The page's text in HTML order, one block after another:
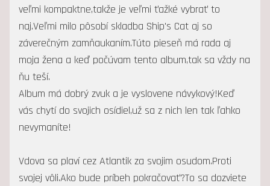
veľmi kompaktne,takže je veľmi ťažké vybrať to
naj.Veľmi milo pôsobí skladba Ship's Cat aj so
záverečným zamňaukaním.Túto pieseň má rada aj
moja žena a keď počúvam tento album,tak sa vždy na
ňu teší.
Album má dobrý zvuk a je vyslovene návykový!Keď
vás chytí do svojich osídiel,už sa z nich len tak ľahko
nevymaníte!
Vdova sa plaví cez Atlantik za svojim osudom.Proti
svojej vôli.Ako bude príbeh pokračovať?To sa dozviete